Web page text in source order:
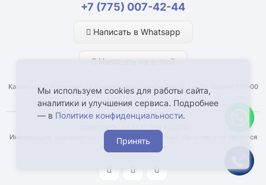
+7 (775) 007-42-44
Написать в Whatsapp
Написать на e-mail
Казахстан, г. Костанай, ул Генерала Арыстанбекова, д. 1, к.2а, Индекс 110000
Информация, указанная на сайте, имеет справочный характер и не является
публичной офертой
Мы используем cookies для работы сайта,
аналитики и улучшения сервиса. Подробнее
— в Политике конфиденциальности.
Принять